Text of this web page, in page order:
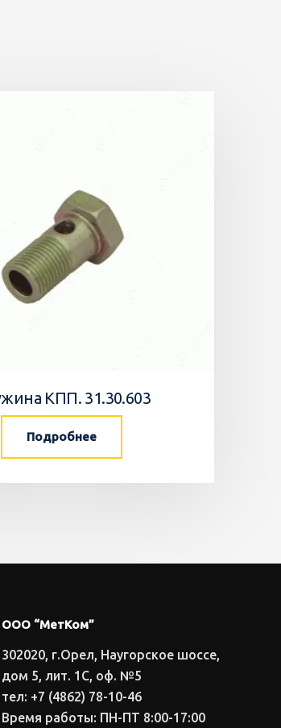
КПП. 31.30.603
Подробнее
ООО “МетКом”
302020, г.Орел, Наугорское шоссе,
дом 5, лит. 1С, оф. №5
тел: +7 (4862) 78-10-46
Время работы: ПН-ПТ 8:00-17:00